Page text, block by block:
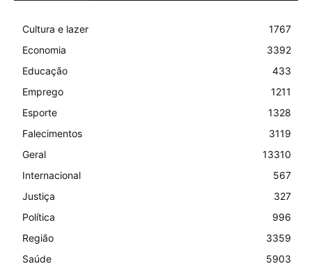
Cultura e lazer
1767
Economia
3392
Educação
433
Emprego
1211
Esporte
1328
Falecimentos
3119
Geral
13310
Internacional
567
Justiça
327
Política
996
Região
3359
Saúde
5903